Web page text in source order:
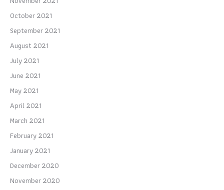
October 2021
September 2021
August 2021
July 2021
June 2021
May 2021
April 2021
March 2021
February 2021
January 2021
December 2020
November 2020